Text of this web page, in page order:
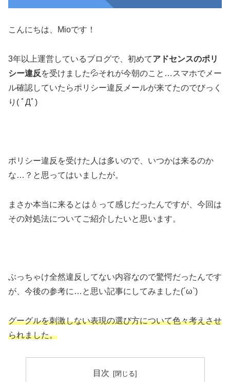
こんにちは、Mioです！
3年以上運営しているブログで、初めてアドセンスのポリ
シー違反 を受けました💦それが今朝のこと…スマホでメー
ル確認していたらポリシー違反メールが来てたのでびっく
り( ﾟДﾟ)
ポリシー違反を受けた人は多いので、いつかは来るのか
な…？と思ってはいましたが。
まさか本当に来るとは💧って感じだったんですが、今回は
その対処法についてご紹介したいと思います。
ぶっちゃけ全然違反してない内容なので驚愕だったんです
が、今後の参考に…と思い記事にしてみました(´ω`)
グーグルを刺激しない表現の選び方について色々考えさせ
られました。
目次